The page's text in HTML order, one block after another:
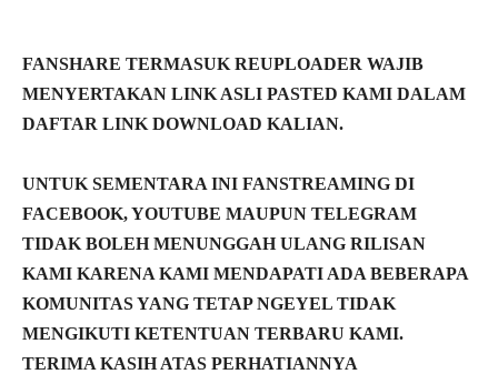
FANSHARE TERMASUK REUPLOADER WAJIB
MENYERTAKAN LINK ASLI PASTED KAMI DALAM
DAFTAR LINK DOWNLOAD KALIAN.
UNTUK SEMENTARA INI FANSTREAMING DI
FACEBOOK, YOUTUBE MAUPUN TELEGRAM
TIDAK BOLEH MENUNGGAH ULANG RILISAN
KAMI KARENA KAMI MENDAPATI ADA BEBERAPA
KOMUNITAS YANG TETAP NGEYEL TIDAK
MENGIKUTI KETENTUAN TERBARU KAMI.
TERIMA KASIH ATAS PERHATIANNYA